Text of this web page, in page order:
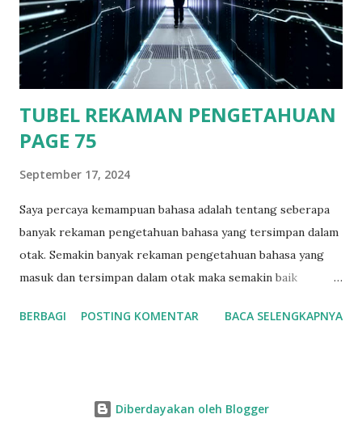
membuat bulan dan bintang terlihat terang dan jelas. Sambil
memandang ke langit dengan hiasan bulan dan bintang yang
terlihat begitu indah. Ditambah hembusan angin laut malam
ya...
TUBEL REKAMAN PENGETAHUAN
PAGE 75
September 17, 2024
Saya percaya kemampuan bahasa adalah tentang seberapa
banyak rekaman pengetahuan bahasa yang tersimpan dalam
otak. Semakin banyak rekaman pengetahuan bahasa yang
masuk dan tersimpan dalam otak maka semakin baik
kemampuan Bahasa tinggi saya percaya rekaman
otaknya masih rendah. Kemampuan Bahasa sama seperti
BERBAGI POSTING KOMENTAR BACA SELENGKAPNYA
Diberdayakan oleh Blogger